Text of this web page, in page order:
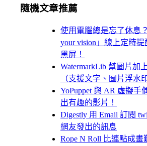
隨機文章推薦
使用電腦總是忘了休息
your vision」線上定時提
黑屏！
WatermarkLib 幫圖片加
（支援文字、圖片浮水印
YoPuppet 與 AR 虛擬手
出有趣的影片！
Digestly 用 Email 訂閱
網友發出的訊息
Rope N Roll 比連點成畫